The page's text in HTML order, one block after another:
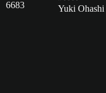
6683 Yuki Ohashi